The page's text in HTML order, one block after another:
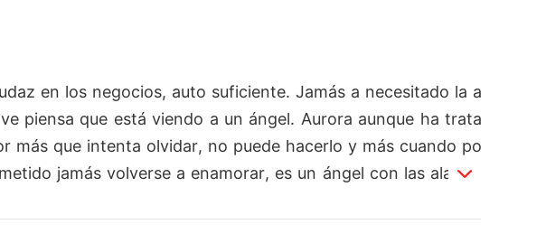
en los negocios, auto suficiente. Jamás a necesitado la a
piensa que está viendo a un ángel. Aurora aunque ha trata
más que intenta olvidar, no puede hacerlo y más cuando po
jamás volverse a enamorar, es un ángel con las alas ro